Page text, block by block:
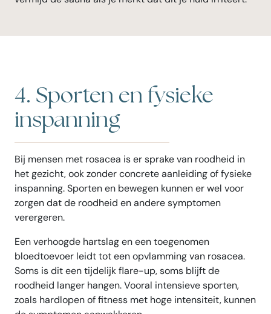
4. Sporten en fysieke
inspanning
Bij mensen met rosacea is er sprake van roodheid in
het gezicht, ook zonder concrete aanleiding of fysieke
inspanning. Sporten en bewegen kunnen er wel voor
zorgen dat de roodheid en andere symptomen
verergeren.
Een verhoogde hartslag en een toegenomen
bloedtoevoer leidt tot een opvlamming van rosacea.
Soms is dit een tijdelijk flare-up, soms blijft de
roodheid langer hangen. Vooral intensieve sporten,
zoals hardlopen of fitness met hoge intensiteit, kunnen